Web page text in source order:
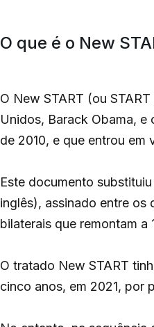
O que é o New
O New START (ou
Unidos, Barack Obama,
de 2010, e que entrou em
Este documento
inglês), assinado entre os
bilaterais que remontam a
O tratado New START
cinco anos, em 2021, por